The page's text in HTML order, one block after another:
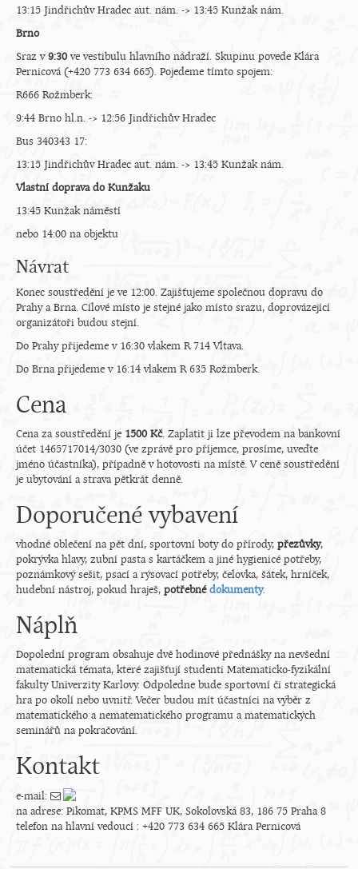
13:15 Jindřichův Hradec aut. nám. -> 13:45 Kunžak nám.
Brno
Sraz v9:30ve vestibulu hlavního nádraží. Skupinu povede Klára
Pernicová (+420 773 634 665). Pojedeme tímto spojem:
R666 Rožmberk:
9:44 Brno hl.n. -> 12:56 Jindřichův Hradec
Bus 340343 17:
13:15 Jindřichův Hradec aut. nám. -> 13:45 Kunžak nám.
Vlastní doprava do Kunžaku
13:45 Kunžak náměstí
nebo 14:00 na objektu
Návrat
Konec soustředění je ve 12:00. Zajišťujeme společnou dopravu do
Prahy a Brna. Cílové místo je stejné jako místo srazu, doprovázející
organizátoři budou stejní.
Do Prahy přijedeme v 16:30 vlakem R 714 Vltava.
Do Brna přijedeme v 16:14 vlakem R 635 Rožmberk.
Cena
Cena za soustředění je 1500 Kč. Zaplatit ji lze převodem na bankovní
účet 1465717014/3030 (ve zprávě pro příjemce, prosíme, uveďte
jméno účastníka), případně v hotovosti na místě. V ceně soustředění
je ubytování a strava pětkrát denně.
Doporučené vybavení
vhodné oblečení na pět dní, sportovní boty do přírody, přezůvky,
pokrývka hlavy, zubní pasta s kartáčkem a jiné hygienicé potřeby,
poznámkový sešit, psací a rýsovací potřeby, čelovka, šátek, hrníček,
hudební nástroj, pokud hraješ, potřebnédokumenty.
Náplň
Dopolední program obsahuje dvě hodinové přednášky na nevšední
matematická témata, které zajišťují studenti Matematicko-fyzikální
fakulty Univerzity Karlovy. Odpoledne bude sportovní či strategická
hra po okolí nebo uvnitř. Večer budou mít účastníci na výběr z
matematického a nematematického programu a matematických
seminářů na pokračování.
Kontakt
e-mail:
na adrese: Pikomat, KPMS MFF UK, Sokolovská 83, 186 75 Praha 8
telefon na hlavní vedoucí : +420 773 634 665 Klára Pernicová